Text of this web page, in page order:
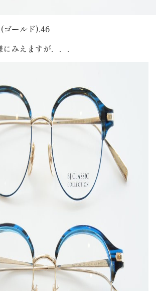
ゴールド).46
みえますが．．．